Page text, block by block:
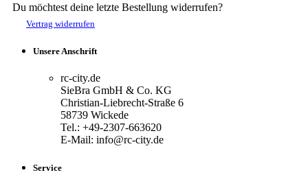
Du möchtest deine letzte Bestellung widerrufen?
Vertrag widerrufen
Unsere Anschrift
rc-city.de
SieBra GmbH & Co. KG
Christian-Liebrecht-Straße 6
58739 Wickede
Tel.: +49-2307-663620
E-Mail: info@rc-city.de
Service